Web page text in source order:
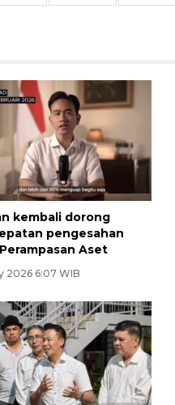
kembali dorong
pengesahan
Perampasan Aset
2026 6:07 WIB